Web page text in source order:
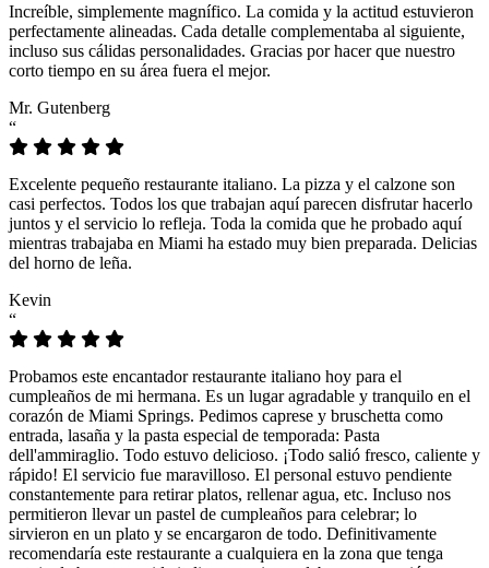
Increíble, simplemente magnífico. La comida y la actitud estuvieron
perfectamente alineadas. Cada detalle complementaba al siguiente,
incluso sus cálidas personalidades. Gracias por hacer que nuestro
corto tiempo en su área fuera el mejor.
Mr. Gutenberg
“
Excelente pequeño restaurante italiano. La pizza y el calzone son
casi perfectos. Todos los que trabajan aquí parecen disfrutar hacerlo
juntos y el servicio lo refleja. Toda la comida que he probado aquí
mientras trabajaba en Miami ha estado muy bien preparada. Delicias
del horno de leña.
Kevin
“
Probamos este encantador restaurante italiano hoy para el
cumpleaños de mi hermana. Es un lugar agradable y tranquilo en el
corazón de Miami Springs. Pedimos caprese y bruschetta como
entrada, lasaña y la pasta especial de temporada: Pasta
dell'ammiraglio. Todo estuvo delicioso. ¡Todo salió fresco, caliente y
rápido! El servicio fue maravilloso. El personal estuvo pendiente
constantemente para retirar platos, rellenar agua, etc. Incluso nos
permitieron llevar un pastel de cumpleaños para celebrar; lo
sirvieron en un plato y se encargaron de todo. Definitivamente
recomendaría este restaurante a cualquiera en la zona que tenga